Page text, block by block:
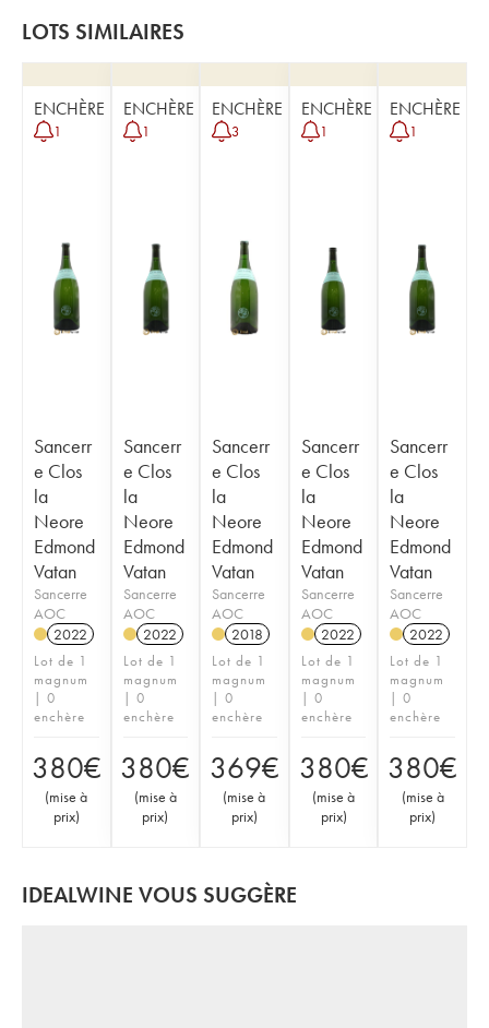
LOTS SIMILAIRES
ENCHÈRE
1
Sancerr
e Clos
la
Neore
Edmond
Vatan
Sancerre
AOC
2022
Lot de 1
magnum
| 0
enchère
380€
(mise à
prix)
ENCHÈRE
1
Sancerr
e Clos
la
Neore
Edmond
Vatan
Sancerre
AOC
2022
Lot de 1
magnum
| 0
enchère
380€
(mise à
prix)
ENCHÈRE
3
Sancerr
e Clos
la
Neore
Edmond
Vatan
Sancerre
AOC
2018
Lot de 1
magnum
| 0
enchère
369€
(mise à
prix)
ENCHÈRE
1
Sancerr
e Clos
la
Neore
Edmond
Vatan
Sancerre
AOC
2022
Lot de 1
magnum
| 0
enchère
380€
(mise à
prix)
ENCHÈRE
1
Sancerr
e Clos
la
Neore
Edmond
Vatan
Sancerre
AOC
2022
Lot de 1
magnum
| 0
enchère
380€
(mise à
prix)
IDEALWINE VOUS SUGGÈRE